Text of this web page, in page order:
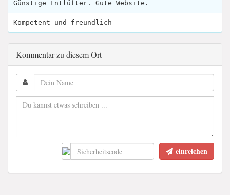
Günstige Entlüfter. Gute Website.
Kompetent und freundlich
Kommentar zu diesem Ort
einreichen